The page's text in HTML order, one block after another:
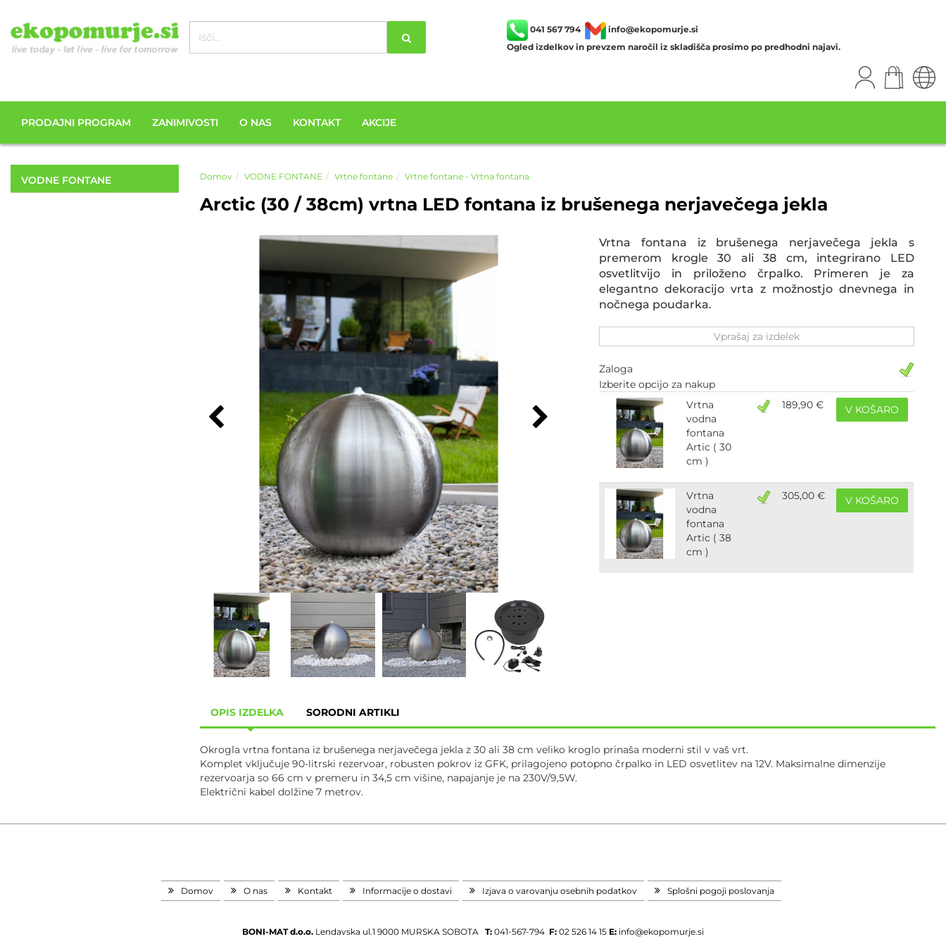
041 567 794
info@ekopomurje.si
Ogled izdelkov in prevzem naročil iz skladišča prosimo po predhodni najavi.
PRODAJNI PROGRAM ZANIMIVOSTI O NAS KONTAKT AKCIJE
VODNE FONTANE Domov VODNE FONTANE Vrtne fontane Vrtne fontane - Vrtna fontana
Arctic (30 / 38cm) vrtna LED fontana iz brušenega nerjavečega jekla
Vrtna fontana iz brušenega nerjavečega jekla s
premerom krogle 30 ali 38 cm, integrirano LED
osvetlitvijo in priloženo črpalko. Primeren je za
elegantno dekoracijo vrta z možnostjo dnevnega in
nočnega poudarka.
Vprašaj za izdelek
Zaloga
Izberite opcijo za nakup
Vrtna
vodna
fontana
Artic ( 30
cm )
189,90 € V KOŠARO
Vrtna
vodna
fontana
Artic ( 38
cm )
305,00 € V KOŠARO
OPIS IZDELKA SORODNI ARTIKLI
Okrogla vrtna fontana iz brušenega nerjavečega jekla z 30 ali 38 cm veliko kroglo prinaša moderni stil v vaš vrt.
Komplet vključuje 90-litrski rezervoar, robusten pokrov iz GFK, prilagojeno potopno črpalko in LED osvetlitev na 12V. Maksimalne dimenzije
rezervoarja so 66 cm v premeru in 34,5 cm višine, napajanje je na 230V/9,5W.
Električni kabel dolžine 7 metrov.
Domov O nas Kontakt Informacije o dostavi Izjava o varovanju osebnih podatkov Splošni pogoji poslovanja
BONI-MAT d.o.o. Lendavska ul.1 9000 MURSKA SOBOTA T: 041-567-794 F: 02 526 14 15 E: info@ekopomurje.si